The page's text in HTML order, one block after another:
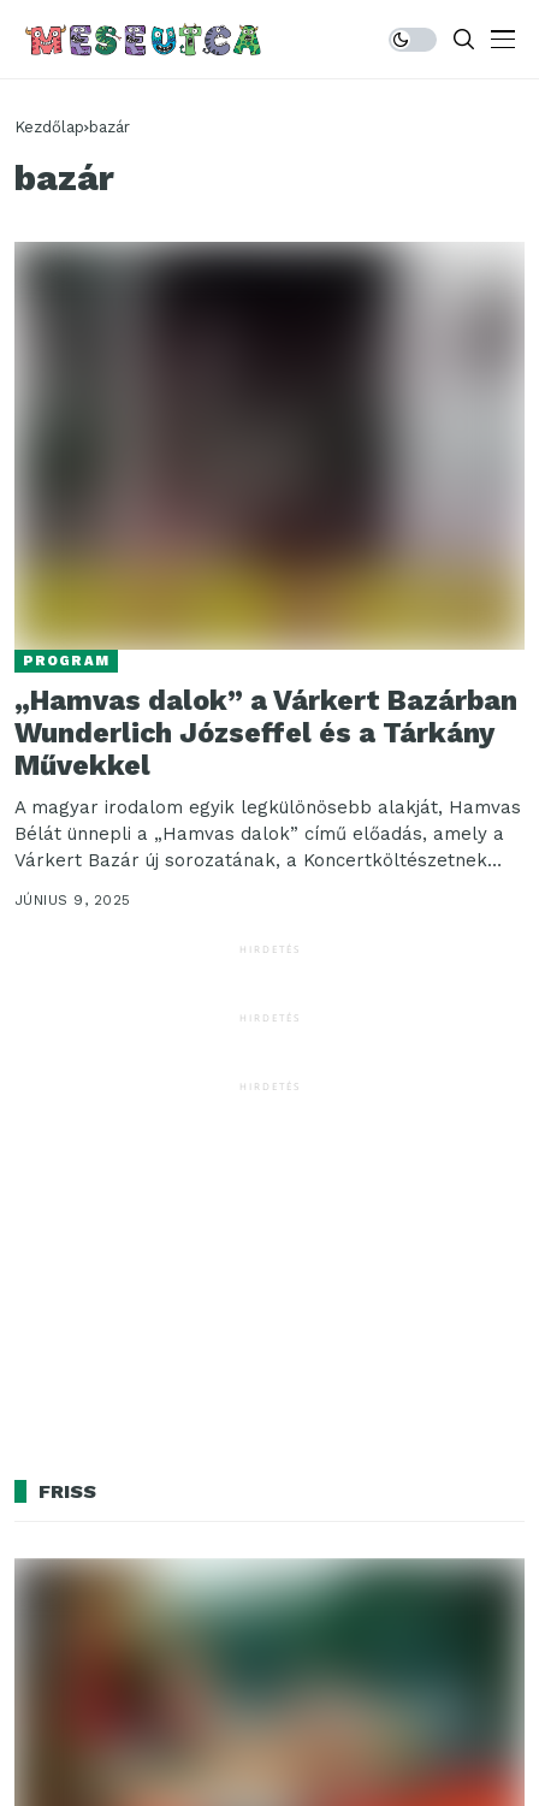
Kezdőlap bazár
bazár
PROGRAM
„Hamvas dalok” a Várkert Bazárban
Wunderlich Józseffel és a Tárkány
Művekkel
A magyar irodalom egyik legkülönösebb alakját, Hamvas
Bélát ünnepli a „Hamvas dalok” című előadás, amely a
Várkert Bazár új sorozatának, a Koncertköltészetnek
nyitódarabja....
JÚNIUS 9, 2025
HIRDETÉS
HIRDETÉS
HIRDETÉS
FRISS